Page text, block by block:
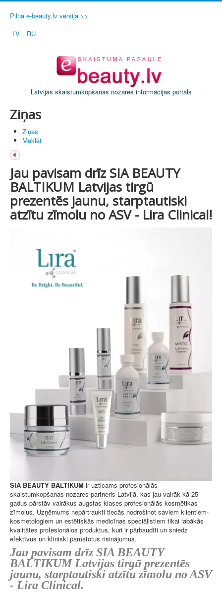
Pilnā e-beauty.lv versija >>
LV
RU
Latvijas skaistumkopšanas nozares informācijas portāls
Ziņas
Ziņas
Meklēt
Jau pavisam drīz SIA BEAUTY
BALTIKUM Latvijas tirgū
prezentēs jaunu, starptautiski
atzītu zīmolu no ASV - Lira Clinical!
SIA BEAUTY BALTIKUM ir uzticams profesionālās
skaistumkopšanas nozares partneris Latvijā, kas jau vairāk kā 25
gadus pārstāv vairākus augstas klases profesionālās kosmētikas
zīmolus. Uzņēmums nepārtraukti tiecās nodrošinot saviem klientiem-
kosmetologiem un estētiskās medicīnas speciālistiem tikai labākās
kvalitātes profesionālos produktus, kuri ir pārbaudīti un sniedz
efektīvus un klīniski pamatotus risinājumus.
Jau pavisam drīz SIA BEAUTY
BALTIKUM Latvijas tirgū prezentēs
jaunu, starptautiski atzītu zīmolu no ASV
- Lira Clinical.